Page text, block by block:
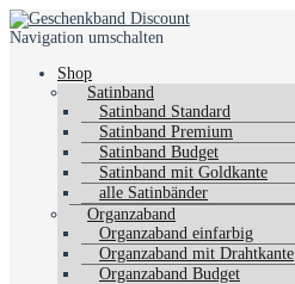
Navigation umschalten
Shop
Satinband
Satinband Standard
Satinband Premium
Satinband Budget
Satinband mit Goldkante
alle Satinbänder
Organzaband
Organzaband einfarbig
Organzaband mit Drahtkante
Organzaband Budget